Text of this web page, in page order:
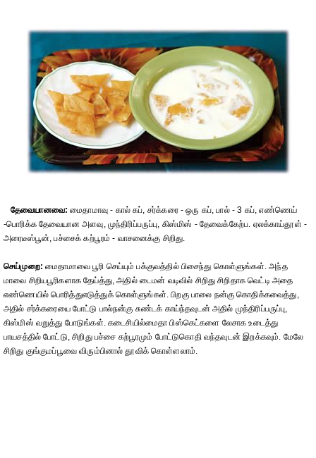
தேவையானவை: மைதாமாவு - கால் கப், சர்க்கரை - ஒரு கப், பால் - 3 கப், எண்ணெய்
-பொரிக்க தேவையான அளவு, முந்திரிப்பருப்பு, கிஸ்மிஸ் - தேவைக்கேற்ப. ஏலக்காய்தூள் -
அரைடீஸ்பூன், பச்சைக் கற்பூரம் - வாசனைக்கு சிறிது.
செய்முறை: மைதாமாவை பூரி செய்யும் பக்குவத்தில் பிசைந்து கொள்ளுங்கள். அந்த
மாவை சிறியபூரிகளாக தேய்த்து, அதில் டைமன் வடிவில் சிறிது சிறிதாக வெட்டி அதை
எண்ணெயில் பொரித்துஎடுத்துக் கொள்ளுங்கள். பிறகு பாலை நன்கு கொதிக்கவைத்து,
அதில் சர்க்கரையை போட்டு பால்நன்கு சுண்டக் காய்ந்தவுடன் அதில் முந்திரிப்பருப்பு,
கிஸ்மிஸ் வறுத்து போடுங்கள். கடைசியில்மைதா பிஸ்கெட்களை லேசாக உடைத்து
பாயசத்தில் போட்டு, சிறிது பச்சை கற்பூரமும் போட்டுகொதி வந்தவுடன் இறக்கவும். மேலே
சிறிது குங்குமப்பூவை விரும்பினால் தூவிக் கொள்ளலாம்.